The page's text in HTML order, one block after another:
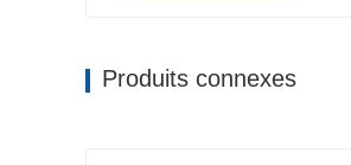
Produits connexes